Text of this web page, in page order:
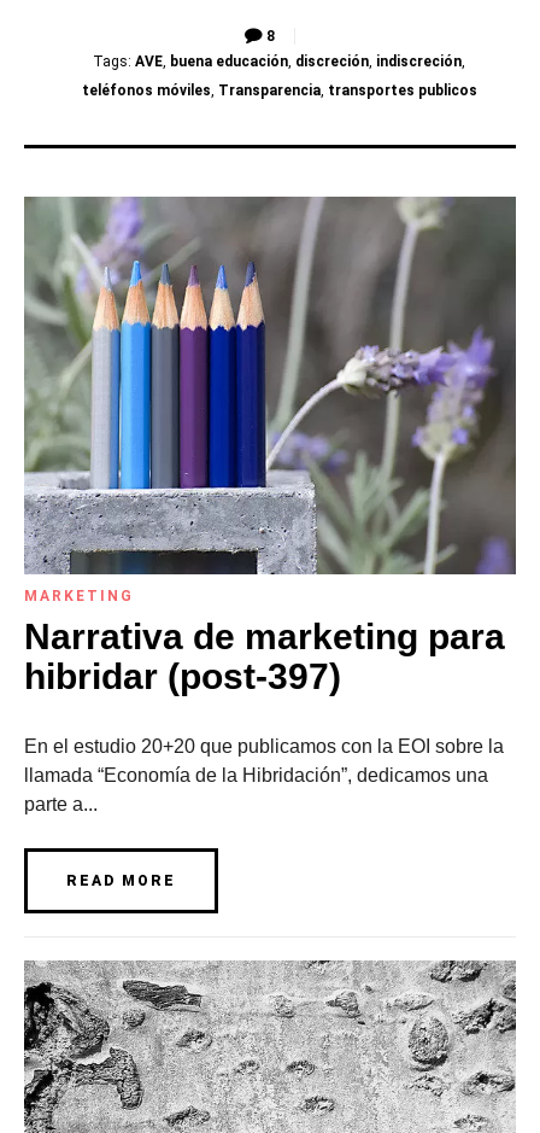
8
Tags: AVE, buena educación, discreción, indiscreción,
teléfonos móviles, Transparencia, transportes publicos
MARKETING
Narrativa de marketing para
hibridar (post-397)
En el estudio 20+20 que publicamos con la EOI sobre la
llamada “Economía de la Hibridación”, dedicamos una
parte a...
READ MORE